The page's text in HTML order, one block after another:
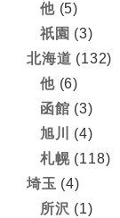
他(5)
祇園 (3)
北海道 (132)
他(6)
函館 (3)
旭川
(4)
札幌(118)
埼玉 (4)
所沢 (1)